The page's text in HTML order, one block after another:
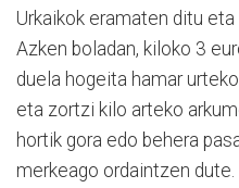
Urkaikok eramaten ditu
Azken boladan, kiloko 3
duela hogeita hamar
eta zortzi kilo arteko
hortik gora edo behera
merkeago ordaintzen